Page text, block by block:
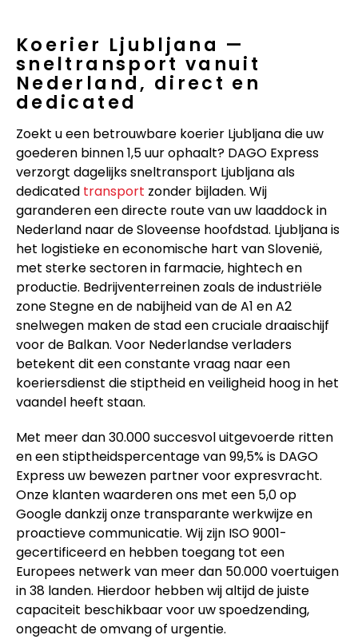
Koerier Ljubljana —
sneltransport vanuit
Nederland, direct en
dedicated
Zoekt u een betrouwbare koerier Ljubljana die uw
goederen binnen 1,5 uur ophaalt? DAGO Express
verzorgt dagelijks sneltransport Ljubljana als
dedicated transport zonder bijladen. Wij
garanderen een directe route van uw laaddock in
Nederland naar de Sloveense hoofdstad. Ljubljana is
het logistieke en economische hart van Slovenië,
met sterke sectoren in farmacie, hightech en
productie. Bedrijventerreinen zoals de industriële
zone Stegne en de nabijheid van de A1 en A2
snelwegen maken de stad een cruciale draaischijf
voor de Balkan. Voor Nederlandse verladers
betekent dit een constante vraag naar een
koeriersdienst die stiptheid en veiligheid hoog in het
vaandel heeft staan.
Met meer dan 30.000 succesvol uitgevoerde ritten
en een stiptheidspercentage van 99,5% is DAGO
Express uw bewezen partner voor expresvracht.
Onze klanten waarderen ons met een 5,0 op
Google dankzij onze transparante werkwijze en
proactieve communicatie. Wij zijn ISO 9001-
gecertificeerd en hebben toegang tot een
Europees netwerk van meer dan 50.000 voertuigen
in 38 landen. Hierdoor hebben wij altijd de juiste
capaciteit beschikbaar voor uw spoedzending,
ongeacht de omvang of urgentie.